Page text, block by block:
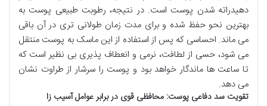
دهیدراته شدن پوست است. در نتیجه، رطوبت طبیعی پوست به
بهترین نحو حفظ شده و برای مدت زمان طولانی تری در آن باقی
می ماند. احساسی که پس از استفاده از این ماسک به پوست منتقل
می شود، حسی از لطافت، نرمی و انعطاف پذیری بی نظیر است که
تا ساعت ها ماندگار خواهد بود و پوست را سرشار از طراوت نشان
می دهد.
تقویت سد دفاعی پوست: محافظی قوی در برابر عوامل آسیب زا